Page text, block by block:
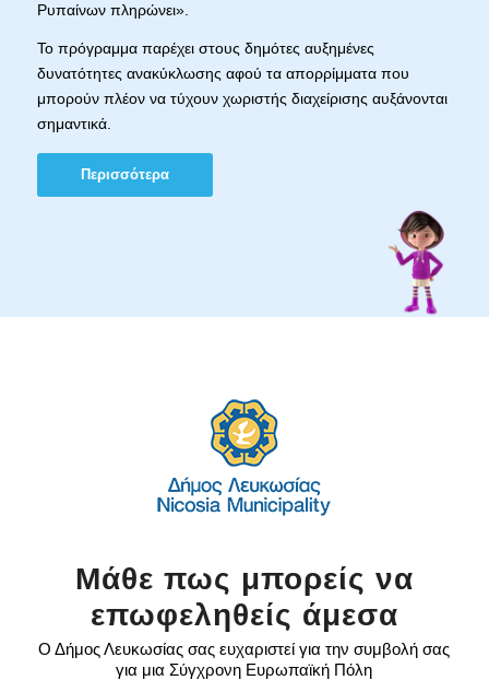
Ρυπαίνων πληρώνει».
Το πρόγραμμα παρέχει στους δημότες αυξημένες
δυνατότητες ανακύκλωσης αφού τα απορρίμματα που
μπορούν πλέον να τύχουν χωριστής διαχείρισης αυξάνονται
σημαντικά.
Περισσότερα
Μάθε πως μπορείς να
επωφεληθείς άμεσα
Ο Δήμος Λευκωσίας σας ευχαριστεί για την συμβολή σας
για μια Σύγχρονη Ευρωπαϊκή Πόλη